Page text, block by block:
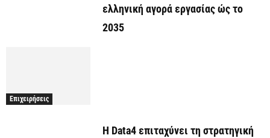
ελληνική αγορά εργασίας ώς το
2035
Επιχειρήσεις
Η Data4 επιταχύνει τη στρατηγική